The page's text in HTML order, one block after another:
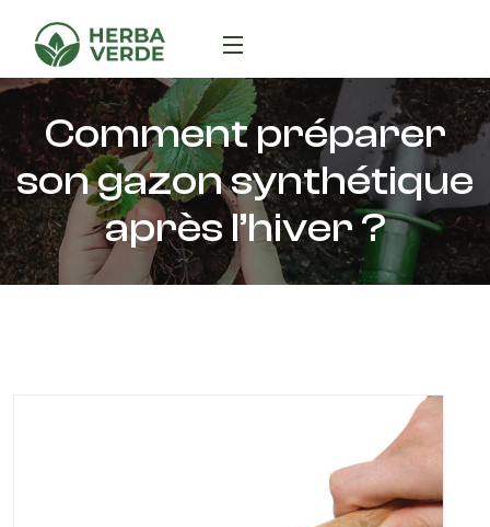
Comment préparer
son gazon synthétique
après l’hiver ?